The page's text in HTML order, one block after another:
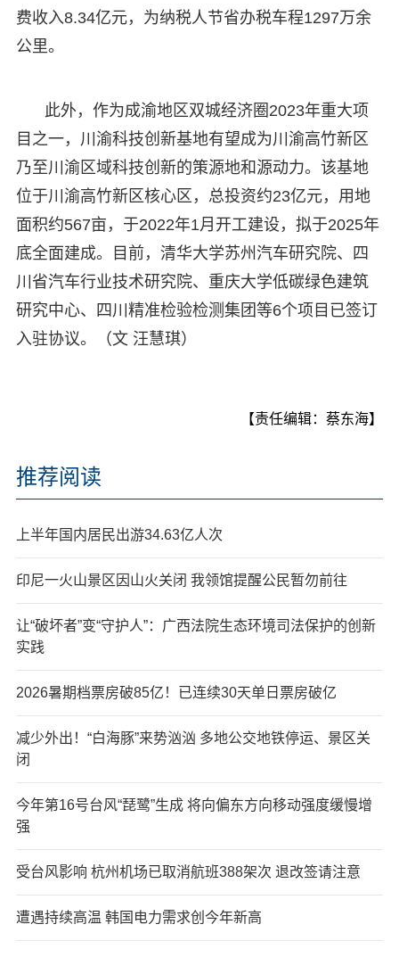
费收入8.34亿元，为纳税人节省办税车程1297万余
公里。
此外，作为成渝地区双城经济圈2023年重大项
目之一，川渝科技创新基地有望成为川渝高竹新区
乃至川渝区域科技创新的策源地和源动力。该基地
位于川渝高竹新区核心区，总投资约23亿元，用地
面积约567亩，于2022年1月开工建设，拟于2025年
底全面建成。目前，清华大学苏州汽车研究院、四
川省汽车行业技术研究院、重庆大学低碳绿色建筑
研究中心、四川精准检验检测集团等6个项目已签订
入驻协议。（文 汪慧琪）
【责任编辑：蔡东海】
推荐阅读
上半年国内居民出游34.63亿人次
印尼一火山景区因山火关闭 我领馆提醒公民暂勿前往
让“破坏者”变“守护人”：广西法院生态环境司法保护的创新
实践
2026暑期档票房破85亿！已连续30天单日票房破亿
减少外出！“白海豚”来势汹汹 多地公交地铁停运、景区关
闭
今年第16号台风“琵鹭”生成 将向偏东方向移动强度缓慢增
强
受台风影响 杭州机场已取消航班388架次 退改签请注意
遭遇持续高温 韩国电力需求创今年新高